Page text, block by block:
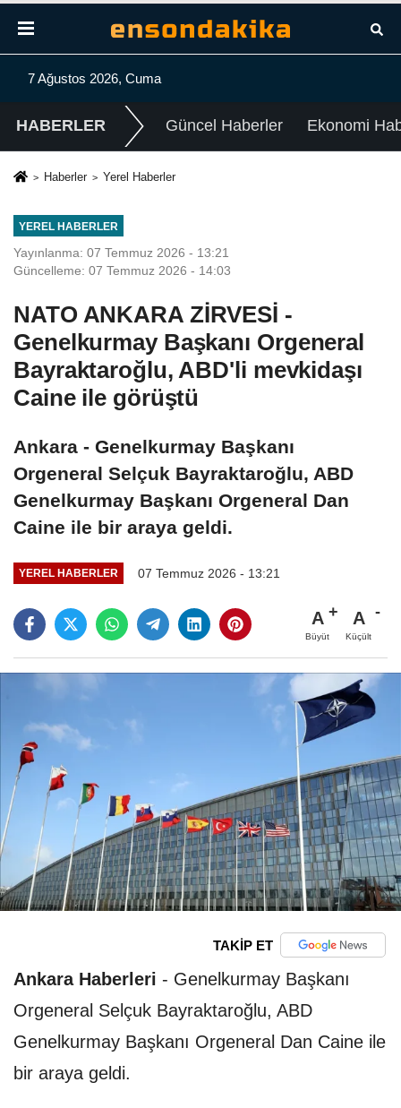
7 Ağustos 2026, Cuma
HABERLER Güncel Haberler Ekonomi
Haberler Yerel Haberler
YEREL HABERLER
Yayınlanma: 07 Temmuz 2026 - 13:21
Güncelleme: 07 Temmuz 2026 - 14:03
NATO ANKARA ZİRVESİ -
Genelkurmay Başkanı Orgeneral
Bayraktaroğlu, ABD'li mevkidaşı
Caine ile görüştü
Ankara - Genelkurmay Başkanı
Orgeneral Selçuk Bayraktaroğlu, ABD
Genelkurmay Başkanı Orgeneral Dan
Caine ile bir araya geldi.
YEREL HABERLER 07 Temmuz 2026 - 13:21
A
Büyüt
A
Küçült
TAKİP ET
Ankara Haberleri - Genelkurmay Başkanı
Orgeneral Selçuk Bayraktaroğlu, ABD
Genelkurmay Başkanı Orgeneral Dan Caine ile
bir araya geldi.